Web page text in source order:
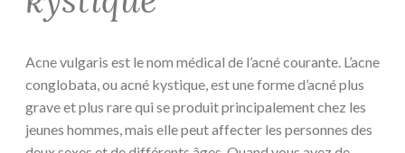
Acne vulgaris est le nom médical de l’acné courante. L’acne
conglobata, ou acné kystique, est une forme d’acné plus
grave et plus rare qui se produit principalement chez les
jeunes hommes, mais elle peut affecter les personnes des